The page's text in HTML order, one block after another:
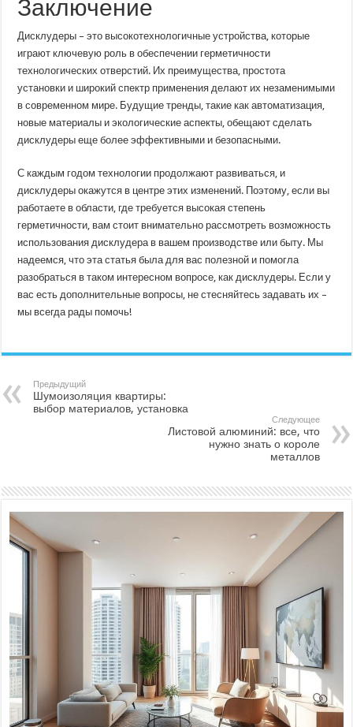
Заключение
Дисклудеры – это высокотехнологичные устройства, которые
играют ключевую роль в обеспечении герметичности
технологических отверстий. Их преимущества, простота
установки и широкий спектр применения делают их незаменимыми
в современном мире. Будущие тренды, такие как автоматизация,
новые материалы и экологические аспекты, обещают сделать
дисклудеры еще более эффективными и безопасными.
С каждым годом технологии продолжают развиваться, и
дисклудеры окажутся в центре этих изменений. Поэтому, если вы
работаете в области, где требуется высокая степень
герметичности, вам стоит внимательно рассмотреть возможность
использования дисклудера в вашем производстве или быту. Мы
надеемся, что эта статья была для вас полезной и помогла
разобраться в таком интересном вопросе, как дисклудеры. Если у
вас есть дополнительные вопросы, не стесняйтесь задавать их –
мы всегда рады помочь!
Предыдущий
Шумоизоляция квартиры:
выбор материалов, установка
Следующее
Листовой алюминий: все, что
нужно знать о короле
металлов